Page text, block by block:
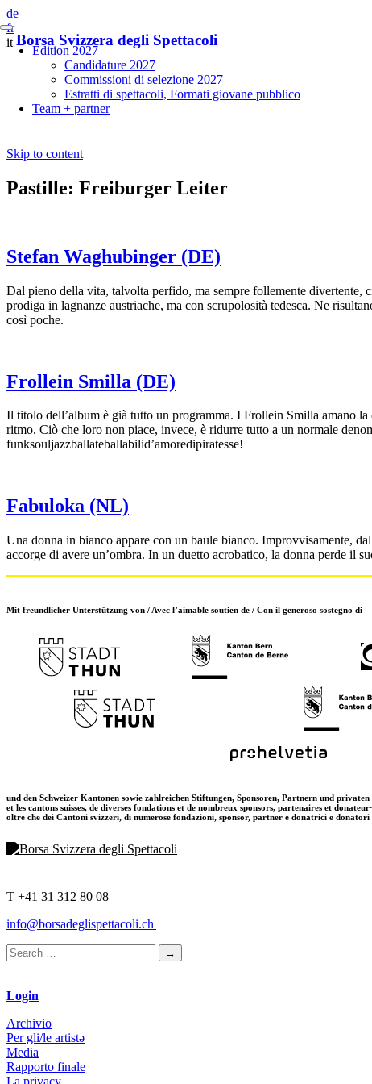
de
fr
it Borsa Svizzera degli Spettacoli
Skip to content
Edition 2027
Candidature 2027
Commissioni di selezione 2027
Estratti di spettacoli, Formati giovane pubblico
Team + partner
Pastille: Freiburger Leiter
Stefan Waghubinger (DE)
Dal pieno della vita, talvolta perfido, ma sempre follemente divertente,
prodiga in lagnanze austriache, ma con scrupolosità tedesca. Ne
così poche.
Frollein Smilla (DE)
Il titolo dell’album è già tutto un programma. I Frollein Smilla amano
ritmo. Ciò che loro non piace, invece, è ridurre tutto a un normale
funksouljazzballateballabilid’amoredipiratesse!
Fabuloka (NL)
Una donna in bianco appare con un baule bianco. Improvvisamente,
accorge di avere un’ombra. In un duetto acrobatico, la donna perde il
Mit freundlicher Unterstützung von / Avec l’aimable soutien de / Con il generoso sostegno di
und den Schweizer Kantonen sowie zahlreichen Stiftungen, Sponsoren, Partnern und
et les cantons suisses, de diverses fondations et de nombreux sponsors, partenaires et
oltre che dei Cantoni svizzeri, di numerose fondazioni, sponsor, partner e donatrici e
T +41 31 312 80 08
info@borsadeglispettacoli.ch
Login
Archivio
Per gli/le artistə
Media
Rapporto finale